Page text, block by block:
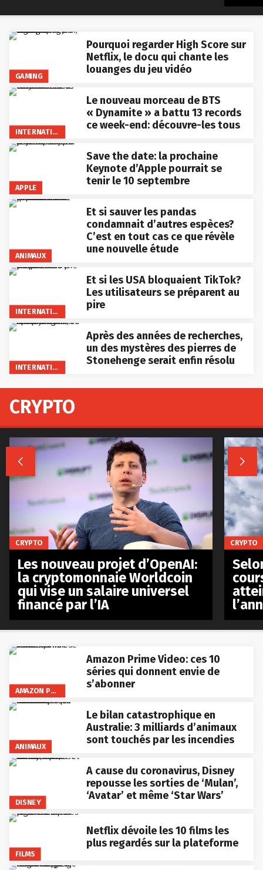
GAMING
Pourquoi regarder High Score sur
Netflix, le docu qui chante les
louanges du jeu vidéo
INTERNATIONAL
Le nouveau morceau de BTS
« Dynamite » a battu 13 records
ce week-end: découvre-les tous
APPLE
Save the date: la prochaine
Keynote d’Apple pourrait se
tenir le 10 septembre
ANIMAUX
Et si sauver les pandas
condamnait d’autres espèces?
C’est en tout cas ce que révèle
une nouvelle étude
INTERNATIONAL
Et si les USA bloquaient TikTok?
Les utilisateurs se préparent au
pire
INTERNATIONAL
Après des années de recherches,
un des mystères des pierres de
Stonehenge serait enfin résolu
AMAZON PRIME VIDEO
Amazon Prime Video: ces 10
séries qui donnent envie de
s’abonner
ANIMAUX
Le bilan catastrophique en
Australie: 3 milliards d’animaux
sont touchés par les incendies
DISNEY
A cause du coronavirus, Disney
repousse les sorties de ‘Mulan’,
‘Avatar’ et même ‘Star Wars’
FILMS
Netflix dévoile les 10 films les
plus regardés sur la plateforme
CRYPTO
 
CRYPTO
Les nouveau projet d’OpenAI:
la cryptomonnaie Worldcoin
qui vise un salaire universel
financé par l’IA
CRYPTO